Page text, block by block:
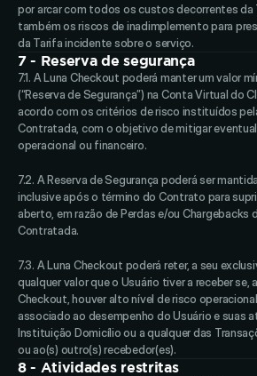
por arcar com todos os custos decorrentes da
também os riscos de inadimplemento para
da Tarifa incidente sobre o serviço.
7 - Reserva de segurança
7.1. A Luna Checkout poderá manter um valor
(“Reserva de Segurança”) na Conta Virtual do
acordo com os critérios de risco instituídos
Contratada, com o objetivo de mitigar
operacional ou financeiro.
7.2. A Reserva de Segurança poderá ser
inclusive após o término do Contrato para
aberto, em razão de Perdas e/ou Chargebacks
Contratada.
7.3. A Luna Checkout poderá reter, a seu
qualquer valor que o Usuário tiver a receber se,
Checkout, houver alto nível de risco
associado ao desempenho do Usuário e suas
Instituição Domicílio ou a qualquer das
ou ao(s) outro(s) recebedor(es).
8 - Atividades restritas